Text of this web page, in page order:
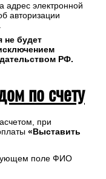
адрес электронной
авторизации
не будет
РФ.
по счету
при
«Выставить
поле ФИО